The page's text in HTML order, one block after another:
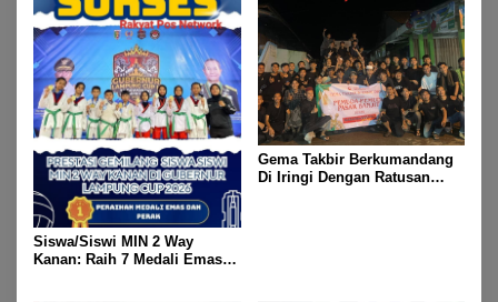
Siswa/Siswi MIN 2 Way
Kanan: Raih 7 Medali Emas
Gema Takbir Berkumandang
Di Iringi Dengan Ratusan